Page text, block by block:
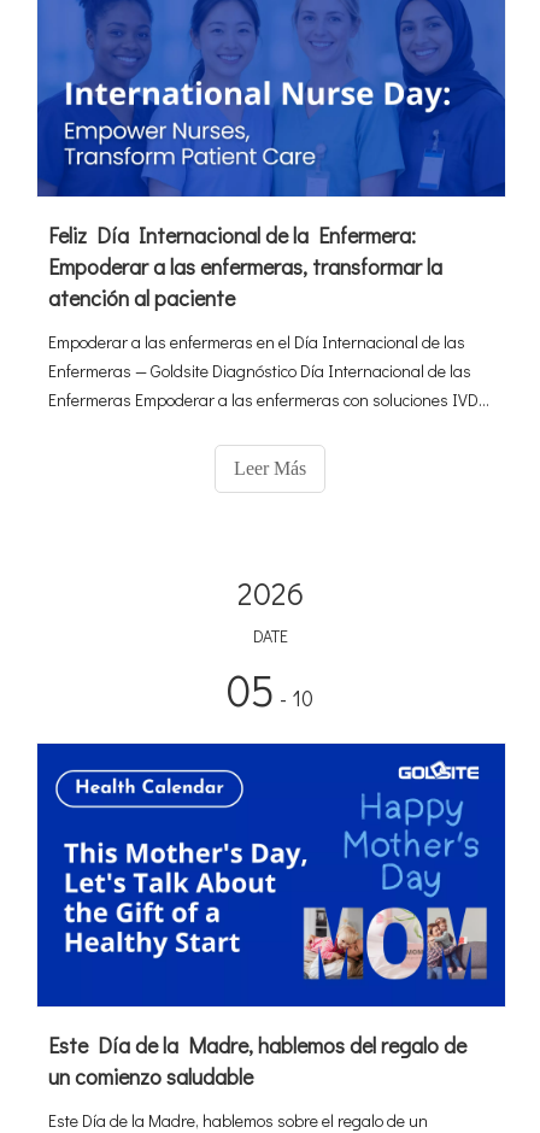
Feliz Día Internacional de la Enfermera:
Empoderar a las enfermeras, transformar la
atención al paciente
Empoderar a las enfermeras en el Día Internacional de las
Enfermeras — Goldsite Diagnóstico Día Internacional de las
Enfermeras Empoderar a las enfermeras con soluciones IVD
a los dedicados héroes de la atención médica que están a la
vanguardia de la atención médica
Leer Más
2026
DATE
05 - 10
Este Día de la Madre, hablemos del regalo de
un comienzo saludable
Este Día de la Madre, hablemos sobre el regalo de un